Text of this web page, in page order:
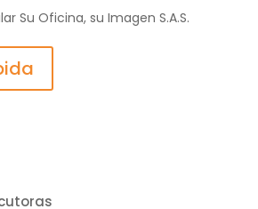
Su Oficina, su Imagen S.A.S.